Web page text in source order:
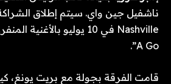
A Go”.
قامت الفرقة بجولة مع بريت يونغ،